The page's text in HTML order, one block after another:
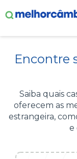
CASAS DE
DÓLAR HOJE
ALERTA DE
Encontre
Saiba quais
oferecem as
estrangeira,
e